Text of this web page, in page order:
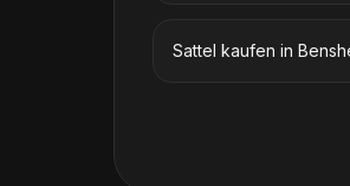
Sattel kaufen in